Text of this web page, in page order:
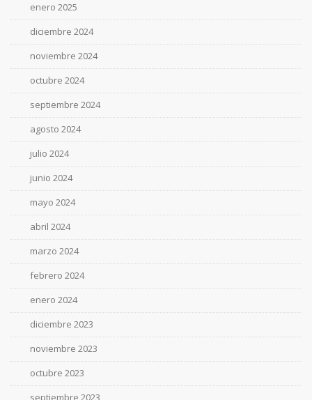
enero 2025
diciembre 2024
noviembre 2024
octubre 2024
septiembre 2024
agosto 2024
julio 2024
junio 2024
mayo 2024
abril 2024
marzo 2024
febrero 2024
enero 2024
diciembre 2023
noviembre 2023
octubre 2023
septiembre 2023